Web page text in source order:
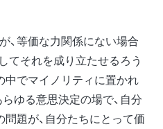
、等価な力関係にない場合
てそれを成り立たせるろう
中でマイノリティに置かれ
ゆる意思決定の場で、自分
題が、自分たちにとって価